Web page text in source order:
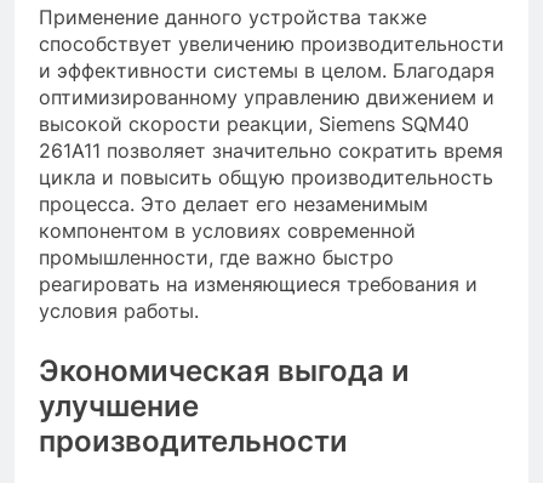
Применение данного устройства также
способствует увеличению производительности
и эффективности системы в целом. Благодаря
оптимизированному управлению движением и
высокой скорости реакции, Siemens SQM40
261A11 позволяет значительно сократить время
цикла и повысить общую производительность
процесса. Это делает его незаменимым
компонентом в условиях современной
промышленности, где важно быстро
реагировать на изменяющиеся требования и
условия работы.
Экономическая выгода и
улучшение
производительности